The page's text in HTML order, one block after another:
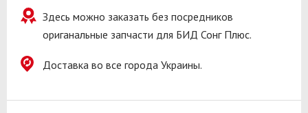
Здесь можно заказать без посредников
ориганальные запчасти для БИД Сонг Плюс.
Доставка во все города Украины.